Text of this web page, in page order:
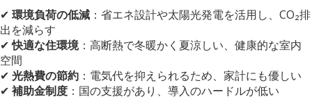
✔ 環境負荷の低減 ：省エネ設計や太陽光発電を活用し、CO₂排
出を減らす
✔快適な住環境：高断熱で冬暖かく夏涼しい、健康的な室内
空間
✔ 光熱費の節約 ：電気代を抑えられるため、家計にも優しい
✔ 補助金制度 ：国の支援があり、導入のハードルが低い